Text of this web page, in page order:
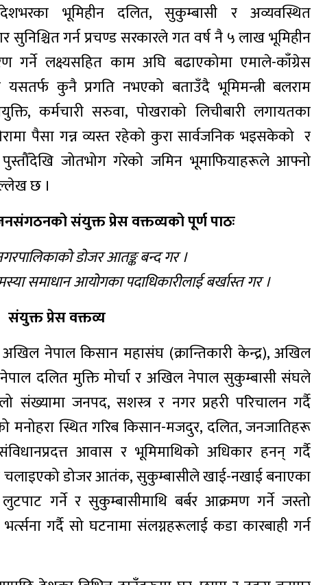
भूमिहीन दलित, सुकुम्बासी र अव्यवस्थित
सुनिश्चित गर्न प्रचण्ड सरकारले गत वर्ष नै ५ लाख भूमिहीन
गर्ने लक्ष्यसहित काम अघि बढाएकोमा एमाले-काँग्रेस
कुनै प्रगति नभएको बताउँदै भूमिमन्त्री बलराम
कर्मचारी सरुवा, पोखराको लिचीबारी लगायतका
पैसा गन्न व्यस्त रहेको कुरा सार्वजनिक भइसकेको र
जोतभोग गरेको जमिन भूमाफियाहरूले आफ्नो
छ ।
संयुक्त प्रेस वक्तव्यको पूर्ण पाठः
डोजर आतङ्क बन्द गर ।
समाधान आयोगका पदाधिकारीलाई बर्खास्त गर ।
संयुक्त प्रेस वक्तव्य
नेपाल किसान महासंघ (क्रान्तिकारी केन्द्र), अखिल
दलित मुक्ति मोर्चा र अखिल नेपाल सुकुम्बासी संघले
संख्यामा जनपद, सशस्त्र र नगर प्रहरी परिचालन गर्दै
मनोहरा स्थित गरिब किसान-मजदुर, दलित, जनजातिहरू
आवास र भूमिमाथिको अधिकार हनन् गर्दै
डोजर आतंक, सुकुम्बासीले खाई-नखाई बनाएका
गर्ने र सुकुम्बासीमाथि बर्बर आक्रमण गर्ने जस्तो
भर्त्सना गर्दै सो घटनामा संलग्नहरूलाई कडा कारबाही गर्न